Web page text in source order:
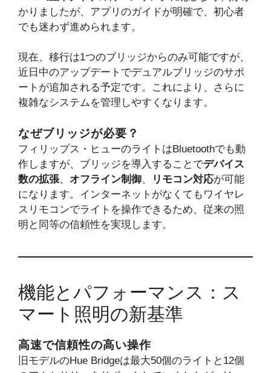
かりましたが、アプリのガイドが明確で、初心者
でも迷わず進められます。
現在、移行は1つのブリッジからのみ可能ですが、
近日中のアップデートでデュアルブリッジのサポ
ートが追加される予定です。これにより、さらに
複雑なシステムを管理しやすくなります。
なぜブリッジが必要？
フィリップス・ヒューのライトはBluetoothでも動
作しますが、ブリッジを導入することでデバイス
数の拡張、 オフライン制御、 リモコン対応が可能
になります。インターネットがなくてもワイヤレ
スリモコンでライトを操作できるため、従来の照
明と同等の信頼性を実現します。
機能とパフォーマンス：ス
マート照明の新基準
高速で信頼性の高い操作
旧モデルのHue Bridgeは最大50個のライトと12個